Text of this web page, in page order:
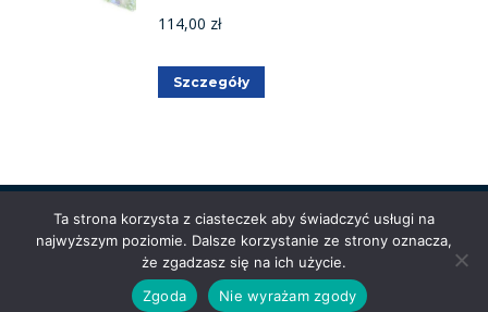
114,00 zł
Szczegóły
Powered byAnetpol.pl| © MS-Solutions 2025
Logowanie / rejestracja
Polityka prywatności
sklepu
Cennik wysyłek
Ta strona korzysta z ciasteczek aby świadczyć usługi na
najwyższym poziomie. Dalsze korzystanie ze strony oznacza,
że zgadzasz się na ich użycie.
Zgoda
Nie wyrażam zgody